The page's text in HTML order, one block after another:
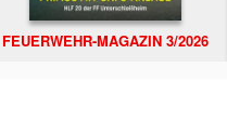
FEUERWEHR-MAGAZIN 3/2026